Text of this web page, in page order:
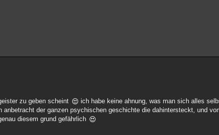
zu geben scheint
ich habe keine ahnung, was man sich alles
der ganzen psychischen geschichte die dahintersteckt, und
diesem grund gefährlich